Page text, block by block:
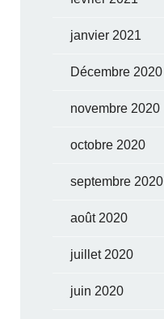
janvier 2021
Décembre 2020
novembre 2020
octobre 2020
septembre 2020
août 2020
juillet 2020
juin 2020